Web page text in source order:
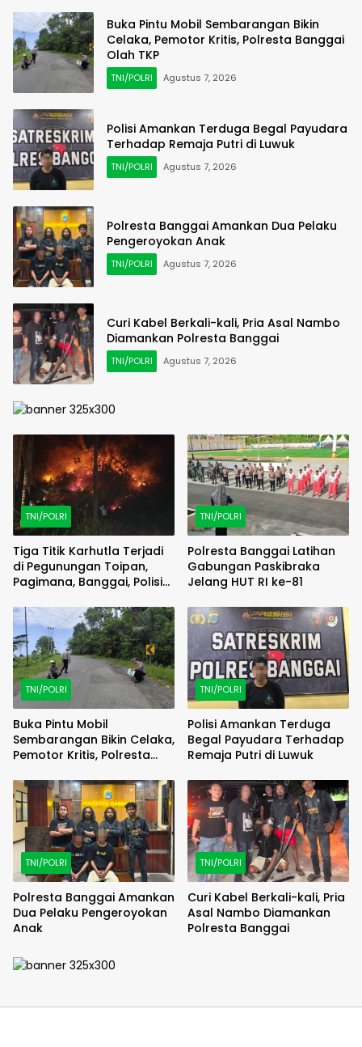
Buka Pintu Mobil Sembarangan Bikin
Celaka, Pemotor Kritis, Polresta Banggai
Olah TKP
TNI/POLRI Agustus 7, 2026
Polisi Amankan Terduga Begal Payudara
Terhadap Remaja Putri di Luwuk
TNI/POLRI Agustus 7, 2026
Polresta Banggai Amankan Dua Pelaku
Pengeroyokan Anak
TNI/POLRI Agustus 7, 2026
Curi Kabel Berkali-kali, Pria Asal Nambo
Diamankan Polresta Banggai
TNI/POLRI Agustus 7, 2026
TNI/POLRI
Tiga Titik Karhutla Terjadi
di Pegunungan Toipan,
Pagimana, Banggai, Polisi
TNI/POLRI
Polresta Banggai Latihan
Gabungan Paskibraka
Jelang HUT RI ke-81
TNI/POLRI
Buka Pintu Mobil
Sembarangan Bikin Celaka,
Pemotor Kritis, Polresta
TNI/POLRI
Polisi Amankan Terduga
Begal Payudara Terhadap
Remaja Putri di Luwuk
TNI/POLRI
Polresta Banggai Amankan
Dua Pelaku Pengeroyokan
Anak
TNI/POLRI
Curi Kabel Berkali-kali, Pria
Asal Nambo Diamankan
Polresta Banggai